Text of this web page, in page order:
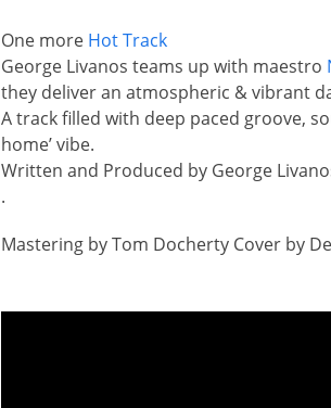
One more Hot Track
George Livanos teams up with maestro
they deliver an atmospheric & vibrant
A track filled with deep paced groove,
home’ vibe.
Written and Produced by George
.
Mastering by Tom Docherty Cover by